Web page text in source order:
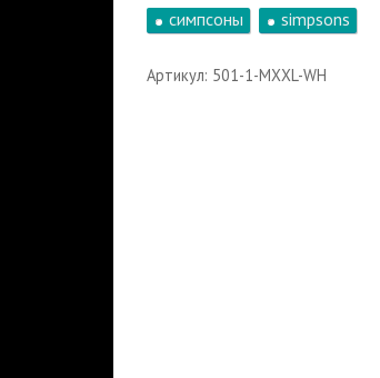
симпсоны simpsons
Артикул: 501-1-MXXL-WH